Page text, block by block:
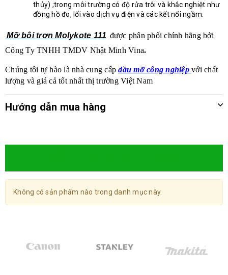
thủy) ;trong môi trường có độ rửa trôi và khắc nghiệt như
đồng hồ đo, lối vào dịch vụ điện và các kết nối ngầm.
Mỡ bôi trơn Molykote 111 được phân phối chính hãng bởi
Công Ty TNHH TMDV Nhật Minh Vina.
Chúng tôi tự hào là nhà cung cấpdầu mỡ công nghiệp với chất
lượng và giá cả tốt nhất thị trường Việt Nam
Hướng dẫn mua hàng
Không có sản phẩm nào trong danh mục này.